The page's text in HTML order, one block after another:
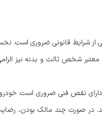
از شرایط قانونی ضروری است.
معتبر شخص ثالث و بدنه نیز
دارای نقص فنی ضروری است.
صورت چند مالک بودن،